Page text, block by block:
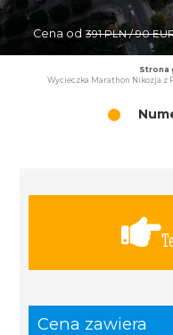
Cena od 391 PLN / 90
Strona
Wycieczka Marathon Nikozja z
Cena zawiera